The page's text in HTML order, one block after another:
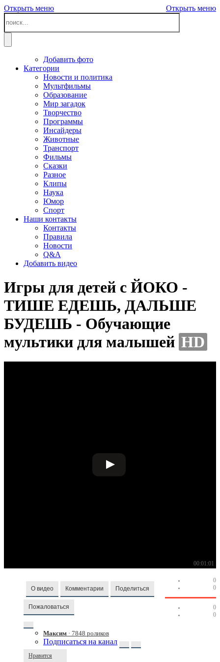
Открыть меню Открыть меню
Добавить фото
Категории
Новости и политика
Мультфильмы
Образование
Мир загадок
Творчество
Программы
Инсайдеры
Животные
Транспорт
Фильмы
Сказки
Разное
Клипы
Наука
Юмор
Спорт
Наши контакты
Контакты
Правила
Новости
Q&A
Добавить видео
Игры для детей с ЙОКО -
ТИШЕ ЕДЕШЬ, ДАЛЬШЕ
БУДЕШЬ - Обучающие
мультики для малышей HD
00:01:01
О видео Комментарии Поделиться
Пожаловаться
Максим · 7848 роликов
Подписаться на канал
Нравится
0
0
0
0